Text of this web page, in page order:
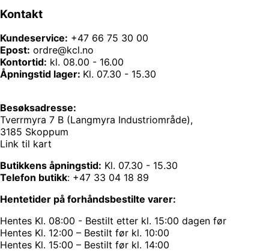
Kontakt
Kundeservice: +47 66 75 30 00
Epost: ordre@kcl.no
Kontortid: kl. 08.00 - 16.00
Åpningstid lager: Kl. 07.30 - 15.30
Besøksadresse:
Tverrmyra 7 B (Langmyra Industriområde),
3185 Skoppum
Link til kart
Butikkens åpningstid: Kl. 07.30 - 15.30
Telefon butikk: +47 33 04 18 89
Hentetider på forhåndsbestilte varer:
Hentes Kl. 08:00 - Bestilt etter kl. 15:00 dagen før
Hentes Kl. 12:00 – Bestilt før kl. 10:00
Hentes Kl. 15:00 – Bestilt før kl. 14:00